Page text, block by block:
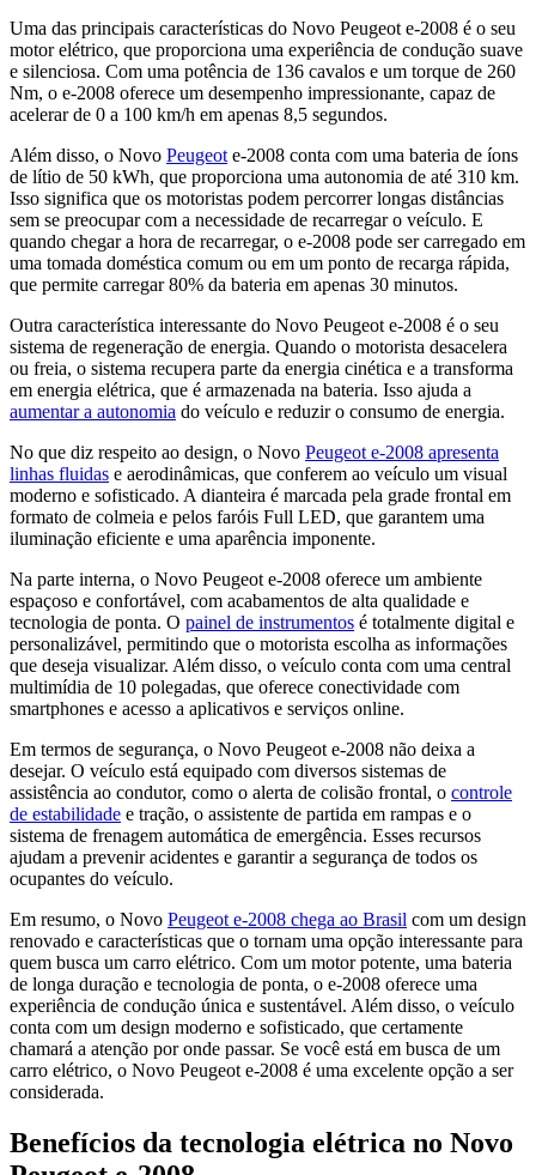
Uma das principais características do Novo Peugeot e-2008 é o seu
motor elétrico, que proporciona uma experiência de condução suave
e silenciosa. Com uma potência de 136 cavalos e um torque de 260
Nm, o e-2008 oferece um desempenho impressionante, capaz de
acelerar de 0 a 100 km/h em apenas 8,5 segundos.
Além disso, o Novo Peugeot e-2008 conta com uma bateria de íons
de lítio de 50 kWh, que proporciona uma autonomia de até 310 km.
Isso significa que os motoristas podem percorrer longas distâncias
sem se preocupar com a necessidade de recarregar o veículo. E
quando chegar a hora de recarregar, o e-2008 pode ser carregado em
uma tomada doméstica comum ou em um ponto de recarga rápida,
que permite carregar 80% da bateria em apenas 30 minutos.
Outra característica interessante do Novo Peugeot e-2008 é o seu
sistema de regeneração de energia. Quando o motorista desacelera
ou freia, o sistema recupera parte da energia cinética e a transforma
em energia elétrica, que é armazenada na bateria. Isso ajuda a
aumentar a autonomia do veículo e reduzir o consumo de energia.
No que diz respeito ao design, o Novo Peugeot e-2008 apresenta
linhas fluidas e aerodinâmicas, que conferem ao veículo um visual
moderno e sofisticado. A dianteira é marcada pela grade frontal em
formato de colmeia e pelos faróis Full LED, que garantem uma
iluminação eficiente e uma aparência imponente.
Na parte interna, o Novo Peugeot e-2008 oferece um ambiente
espaçoso e confortável, com acabamentos de alta qualidade e
tecnologia de ponta. O painel de instrumentos é totalmente digital e
personalizável, permitindo que o motorista escolha as informações
que deseja visualizar. Além disso, o veículo conta com uma central
multimídia de 10 polegadas, que oferece conectividade com
smartphones e acesso a aplicativos e serviços online.
Em termos de segurança, o Novo Peugeot e-2008 não deixa a
desejar. O veículo está equipado com diversos sistemas de
assistência ao condutor, como o alerta de colisão frontal, o controle
de estabilidade e tração, o assistente de partida em rampas e o
sistema de frenagem automática de emergência. Esses recursos
ajudam a prevenir acidentes e garantir a segurança de todos os
ocupantes do veículo.
Em resumo, o Novo Peugeot e-2008 chega ao Brasil com um design
renovado e características que o tornam uma opção interessante para
quem busca um carro elétrico. Com um motor potente, uma bateria
de longa duração e tecnologia de ponta, o e-2008 oferece uma
experiência de condução única e sustentável. Além disso, o veículo
conta com um design moderno e sofisticado, que certamente
chamará a atenção por onde passar. Se você está em busca de um
carro elétrico, o Novo Peugeot e-2008 é uma excelente opção a ser
considerada.
Benefícios da tecnologia elétrica no Novo